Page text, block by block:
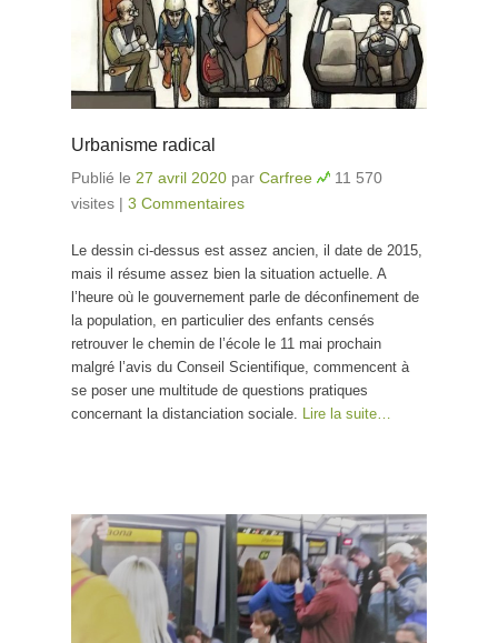
Urbanisme radical
Publié le 27 avril 2020 par Carfree
11 570
visites | 3 Commentaires
Le dessin ci-dessus est assez ancien, il date de 2015,
mais il résume assez bien la situation actuelle. A
l’heure où le gouvernement parle de déconfinement de
la population, en particulier des enfants censés
retrouver le chemin de l’école le 11 mai prochain
malgré l’avis du Conseil Scientifique, commencent à
se poser une multitude de questions pratiques
concernant la distanciation sociale. Lire la suite…